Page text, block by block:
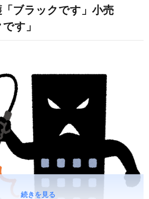
ブラックです」小売
す」
続きを見る